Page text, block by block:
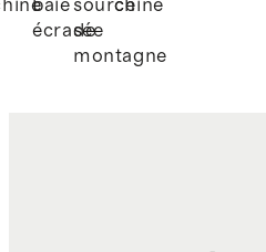
baie
écrasée
source
de
montagne
chiné